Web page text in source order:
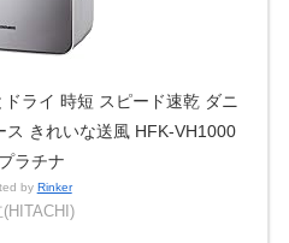
ライ 時短 スピード速乾 ダニ
きれいな送風 HFK-VH1000
ラチナ
by Rinker
(HITACHI)